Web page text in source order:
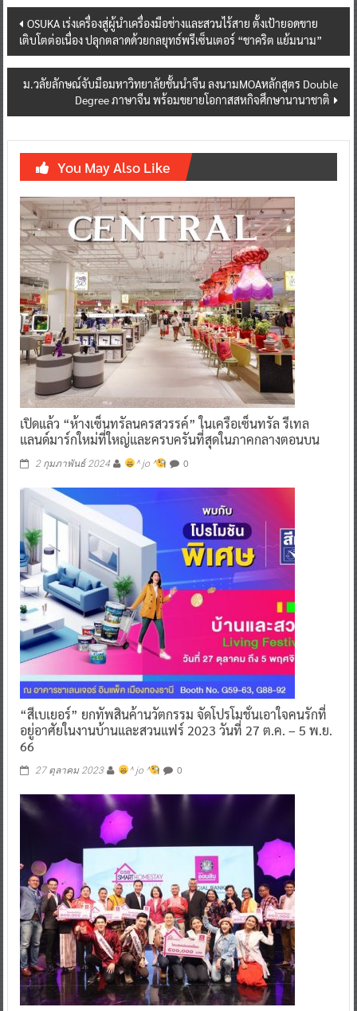
Post
navigation
OSUKA เร่งเครื่องสู่ผู้นำเครื่องมือช่างและสวนไร้สาย ตั้งเป้ายอดขาย
เติบโตต่อเนื่อง ปลุกตลาดด้วยกลยุทธ์พรีเซ็นเตอร์ “ชาคริต แย้มนาม”
ม.วลัยลักษณ์จับมือมหาวิทยาลัยชั้นนำจีน ลงนามMOAหลักสูตร Double
Degree ภาษาจีน พร้อมขยายโอกาสสหกิจศึกษานานาชาติ
You May Also Like
เปิดแล้ว “ห้างเซ็นทรัลนครสวรรค์” ในเครือเซ็นทรัล รีเทล
แลนด์มาร์กใหม่ที่ใหญ่และครบครันที่สุดในภาคกลางตอนบน
2 กุมภาพันธ์ 2024 ^ jo ^ 0
“สีเบเยอร์” ยกทัพสินค้านวัตกรรม จัดโปรโมชั่นเอาใจคนรักที่
อยู่อาศัยในงานบ้านและสวนแฟร์ 2023 วันที่ 27 ต.ค. – 5 พ.ย.
66
27 ตุลาคม 2023 ^ jo ^ 0